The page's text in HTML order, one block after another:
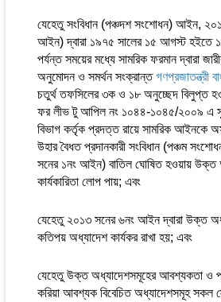
যেহেতু সংবিধান (পঞ্চদশ সংশোধন) আইন,
আইন) দ্বারা ১৯৭৫ সালের ১৫ আগস্ট হইতে
পর্যন্ত সময়ের মধ্যে সামরিক ফরমান দ্বারা
অনুমোদন ও সমর্থন সংক্রান্তগণপ্রজাতন্ত্রী
চতুর্থ তফসিলের ৩ক ও ১৮ অনুচ্ছেদ বিলুপ্ত
ফর লীভ টু আপিল নং ১০৪৪-১০৪৫/২০০৯ এ
বিভাগ কর্তৃক প্রদত্ত রায়ে সামরিক আইনকে
উহার বৈধত প্রদানকারী সংবিধান (পঞ্চম
সনের ১নং আইন) বাতিল ঘোষিত হওয়ায় উক্ত
কার্যকারিতা লোপ পায়; এবং
যেহেতু ২০১৩ সনের ৬নং আইন দ্বারা উক্ত
কতিপয় অধ্যাদেশ কার্যকর রাখা হয়; এবং
যেহেতু উক্ত অধ্যাদেশসমূহের আবশ্যকতা ও
করিয়া আবশ্যক বিবেচিত অধ্যাদেশসমূহ সকল